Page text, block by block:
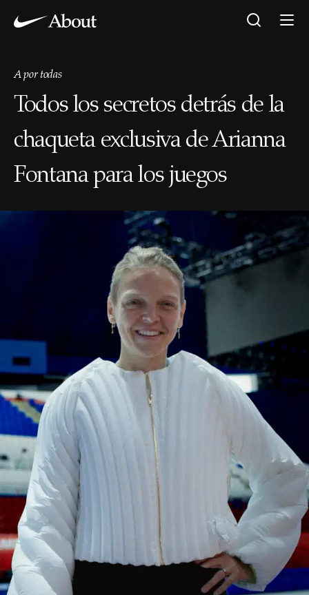
A por todas
Todos los secretos detrás de la
chaqueta exclusiva de Arianna
Fontana para los juegos